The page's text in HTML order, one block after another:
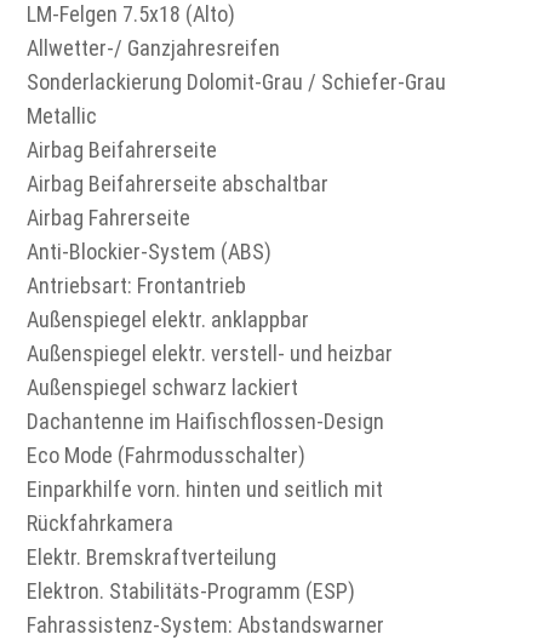
LM-Felgen 7.5x18 (Alto)
Allwetter-/ Ganzjahresreifen
Sonderlackierung Dolomit-Grau / Schiefer-Grau
Metallic
Airbag Beifahrerseite
Airbag Beifahrerseite abschaltbar
Airbag Fahrerseite
Anti-Blockier-System (ABS)
Antriebsart: Frontantrieb
Außenspiegel elektr. anklappbar
Außenspiegel elektr. verstell- und heizbar
Außenspiegel schwarz lackiert
Dachantenne im Haifischflossen-Design
Eco Mode (Fahrmodusschalter)
Einparkhilfe vorn. hinten und seitlich mit
Rückfahrkamera
Elektr. Bremskraftverteilung
Elektron. Stabilitäts-Programm (ESP)
Fahrassistenz-System: Abstandswarner